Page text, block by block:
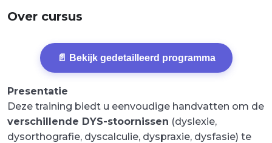
Over cursus
📄 Bekijk gedetailleerd programma
Presentatie
Deze training biedt u eenvoudige handvatten om de
verschillende DYS-stoornissen (dyslexie,
dysorthografie, dyscalculie, dyspraxie, dysfasie) te